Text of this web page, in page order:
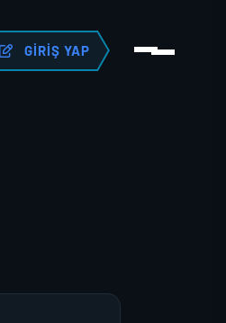
GIRIŞ YAP